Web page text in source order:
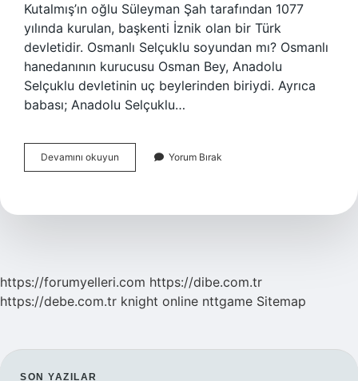
Kutalmış’ın oğlu Süleyman Şah tarafından 1077
yılında kurulan, başkenti İznik olan bir Türk
devletidir. Osmanlı Selçuklu soyundan mı? Osmanlı
hanedanının kurucusu Osman Bey, Anadolu
Selçuklu devletinin uç beylerinden biriydi. Ayrıca
babası; Anadolu Selçuklu…
Devamını okuyun Selçuklu
Adını
Yorum Bırak
https://forumyelleri.com https://dibe.com.tr
https://debe.com.tr knight online nttgame Sitemap
SON YAZILAR